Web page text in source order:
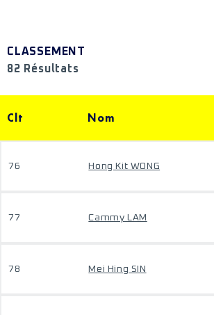
CLASSEMENT
82 Résultats
Clt Nom
76 Hong Kit WONG
77 Cammy LAM
78 Mei Hing SIN